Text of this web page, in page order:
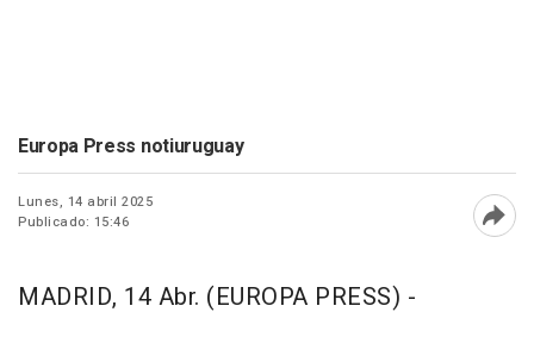
Europa Press notiuruguay
Lunes, 14 abril 2025
Publicado: 15:46
MADRID, 14 Abr. (EUROPA PRESS) -